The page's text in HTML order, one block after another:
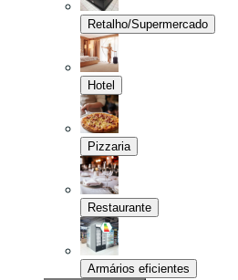
Retalho/Supermercado
Hotel
Pizzaria
Restaurante
Armários eficientes